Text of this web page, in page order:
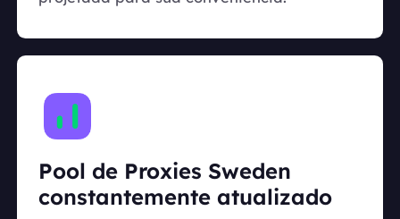
Pool de Proxies Sweden
constantemente atualizado